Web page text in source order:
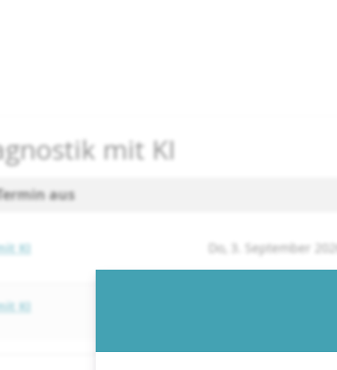
mit KI
aus
KI Do, 3. September
KI